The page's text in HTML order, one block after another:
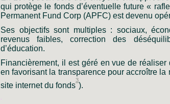
qui protège le fonds d’éventuelle future «
Permanent Fund Corp (APFC) est devenu
Ses objectifs sont multiples : sociaux,
revenus faibles, correction des
d’éducation.
Financièrement, il est géré en vue de réaliser
en favorisant la transparence pour accroître la
site internet du fonds
3
).
.